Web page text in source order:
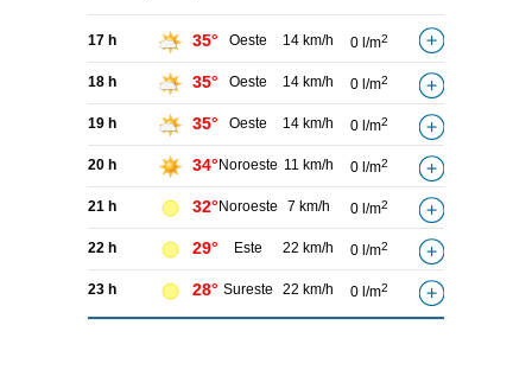
17 h 35° Oeste 14 km/h 0 l/m2
18 h 35° Oeste 14 km/h 0 l/m2
19 h 35° Oeste 14 km/h 0 l/m2
20 h 34° Noroeste 11 km/h 0 l/m2
21 h 32° Noroeste 7 km/h 0 l/m2
22 h 29° Este 22 km/h 0 l/m2
23 h 28° Sureste 22 km/h 0 l/m2